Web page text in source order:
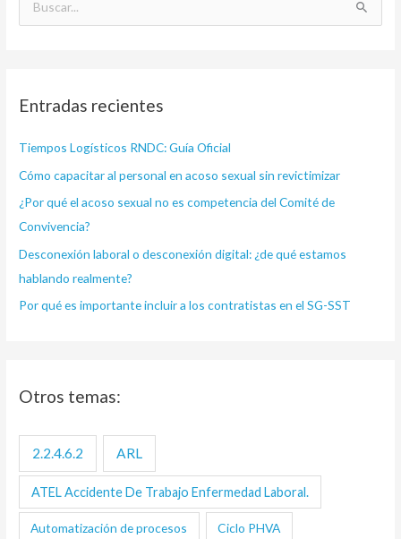
a
p
o
r
:
Entradas recientes
Tiempos Logísticos RNDC: Guía Oficial
Cómo capacitar al personal en acoso sexual sin revictimizar
¿Por qué el acoso sexual no es competencia del Comité de
Convivencia?
Desconexión laboral o desconexión digital: ¿de qué estamos
hablando realmente?
Por qué es importante incluir a los contratistas en el SG-SST
Otros temas:
2.2.4.6.2 ARL
ATEL Accidente De Trabajo Enfermedad Laboral.
Automatización de procesos Ciclo PHVA